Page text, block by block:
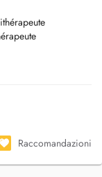
me joindre au :
Raccomandazioni